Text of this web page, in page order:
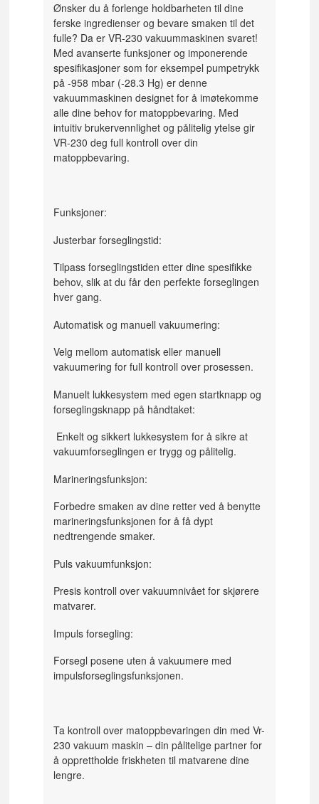
Ønsker du å forlenge holdbarheten til dine
ferske ingredienser og bevare smaken til det
fulle? Da er VR-230 vakuummaskinen svaret!
Med avanserte funksjoner og imponerende
spesifikasjoner som for eksempel pumpetrykk
på -958 mbar (-28.3 Hg) er denne
vakuummaskinen designet for å imøtekomme
alle dine behov for matoppbevaring. Med
intuitiv brukervennlighet og pålitelig ytelse gir
VR-230 deg full kontroll over din
matoppbevaring.
Funksjoner:
Justerbar forseglingstid:
Tilpass forseglingstiden etter dine spesifikke
behov, slik at du får den perfekte forseglingen
hver gang.
Automatisk og manuell vakuumering:
Velg mellom automatisk eller manuell
vakuumering for full kontroll over prosessen.
Manuelt lukkesystem med egen startknapp og
forseglingsknapp på håndtaket:
Enkelt og sikkert lukkesystem for å sikre at
vakuumforseglingen er trygg og pålitelig.
Marineringsfunksjon:
Forbedre smaken av dine retter ved å benytte
marineringsfunksjonen for å få dypt
nedtrengende smaker.
Puls vakuumfunksjon:
Presis kontroll over vakuumnivået for skjørere
matvarer.
Impuls forsegling:
Forsegl posene uten å vakuumere med
impulsforseglingsfunksjonen.
Ta kontroll over matoppbevaringen din med Vr-
230 vakuum maskin – din pålitelige partner for
å opprettholde friskheten til matvarene dine
lengre.